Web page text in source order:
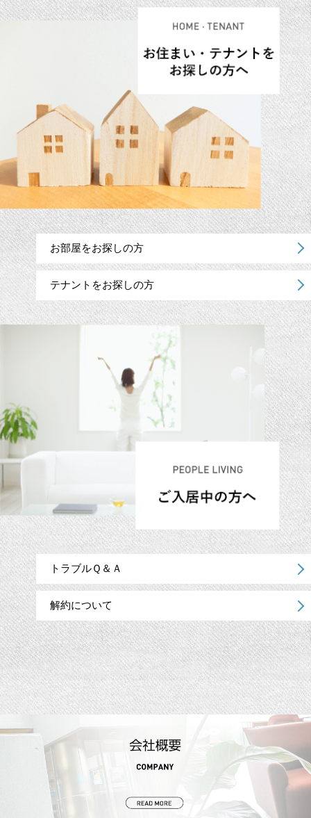
お部屋をお探しの方
テナントをお探しの方
トラブルＱ＆Ａ
解約について